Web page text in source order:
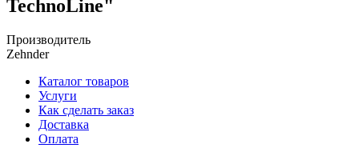
TechnoLine"
Производитель
Zehnder
Каталог товаров
Услуги
Как сделать заказ
Доставка
Оплата